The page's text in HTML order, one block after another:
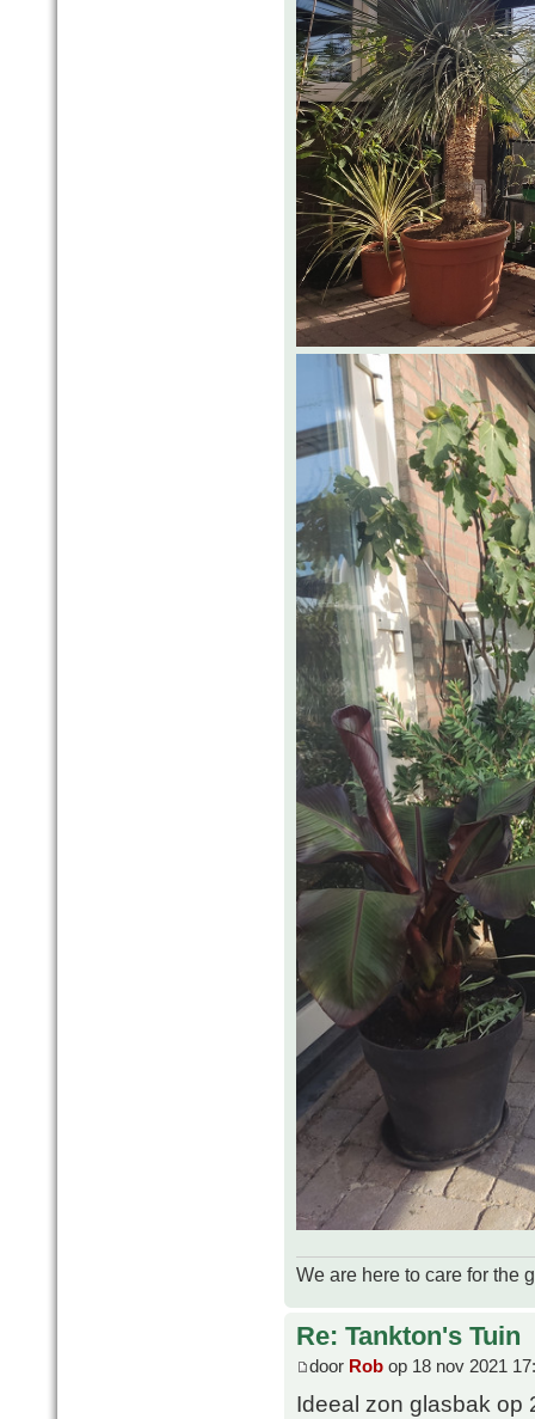
We are here to care for the
Re: Tankton's Tuin
door Rob op 18 nov 2021
Ideeal zon glasbak op